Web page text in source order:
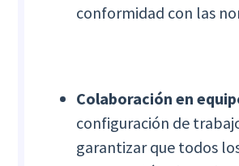
conformidad con las
Colaboración en
configuración de
garantizar que todos